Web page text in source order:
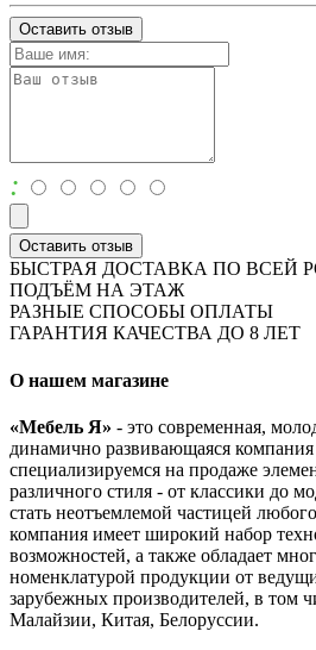
Оставить отзыв
:
Оставить отзыв
БЫСТРАЯ ДОСТАВКА ПО ВСЕЙ
ПОДЪЁМ НА ЭТАЖ
РАЗНЫЕ СПОСОБЫ ОПЛАТЫ
ГАРАНТИЯ КАЧЕСТВА ДО 8 ЛЕТ
О нашем магазине
«Мебель Я» - это современная,
динамично развивающаяся
специализируемся на продаже
различного стиля - от классики до
стать неотъемлемой частицей
компания имеет широкий набор
возможностей, а также обладает
номенклатурой продукции от
зарубежных производителей, в том
Малайзии, Китая, Белоруссии.